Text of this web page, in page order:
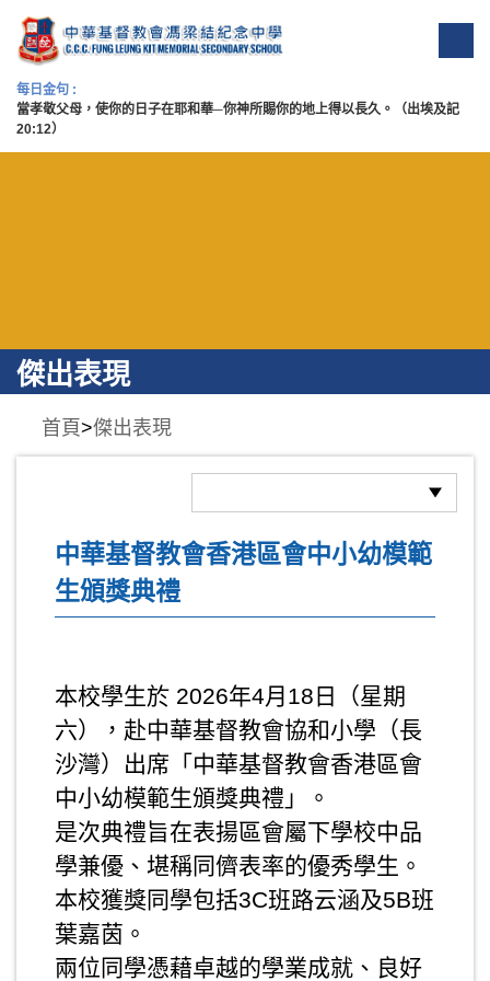
每日金句 :
當孝敬父母，使你的日子在耶和華─你神所賜你的地上得以長久。（出埃及記
20:12）
傑出表現
首頁>傑出表現
中華基督教會香港區會中小幼模範
生頒獎典禮
本校學生於 2026年4月18日（星期
六），赴中華基督教會協和小學（長
沙灣）出席「中華基督教會香港區會
中小幼模範生頒獎典禮」。
是次典禮旨在表揚區會屬下學校中品
學兼優、堪稱同儕表率的優秀學生。
本校獲獎同學包括3C班路云涵及5B班
葉嘉茵。
兩位同學憑藉卓越的學業成就、良好